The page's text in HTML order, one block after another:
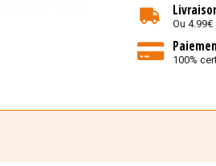
Ou
100%